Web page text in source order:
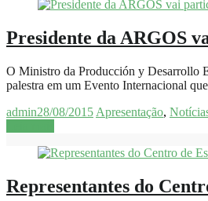
Presidente da ARGOS
O Ministro da Producción y Desarrollo
palestra em um Evento Internacional
admin28/08/2015 Apresentação,
Representantes do